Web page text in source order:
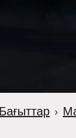
Бағыттар ›